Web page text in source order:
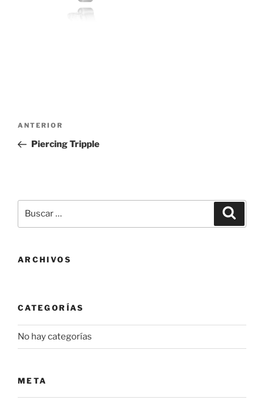
Navegación
entradas
Entrada
anterior:
ANTERIOR
Piercing Tripple
por:
ARCHIVOS
CATEGORÍAS
No hay categorías
META